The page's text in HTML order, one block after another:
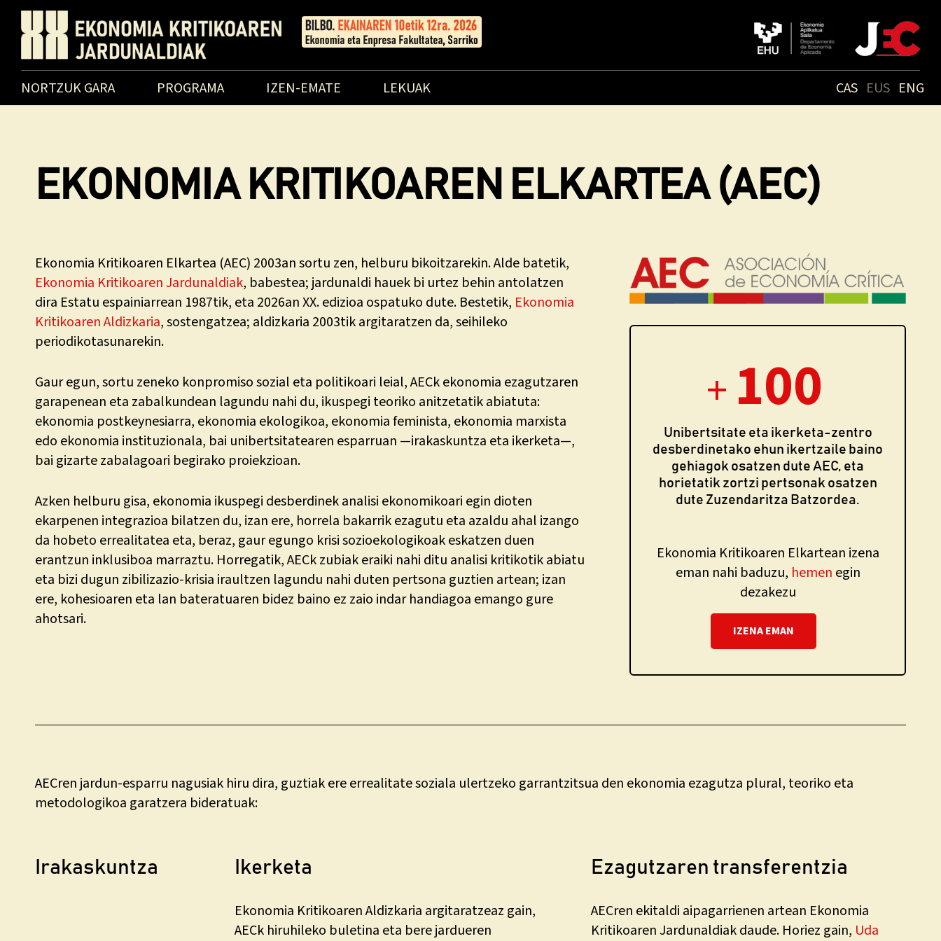
NORTZUK GARA PROGRAMA IZEN-EMATE LEKUAK CAS EUS ENG
EKONOMIA KRITIKOAREN ELKARTEA (AEC)
Ekonomia Kritikoaren Elkartea (AEC) 2003an sortu zen, helburu bikoitzarekin. Alde batetik,
Ekonomia Kritikoaren Jardunaldiak, babestea; jardunaldi hauek bi urtez behin antolatzen
dira Estatu espainiarrean 1987tik, eta 2026an XX. edizioa ospatuko dute. Bestetik, Ekonomia
Kritikoaren Aldizkaria, sostengatzea; aldizkaria 2003tik argitaratzen da, seihileko
periodikotasunarekin.
Gaur egun, sortu zeneko konpromiso sozial eta politikoari leial, AECk ekonomia ezagutzaren
garapenean eta zabalkundean lagundu nahi du, ikuspegi teoriko anitzetatik abiatuta:
ekonomia postkeynesiarra, ekonomia ekologikoa, ekonomia feminista, ekonomia marxista
edo ekonomia instituzionala, bai unibertsitatearen esparruan —irakaskuntza eta ikerketa—,
bai gizarte zabalagoari begirako proiekzioan.
Azken helburu gisa, ekonomia ikuspegi desberdinek analisi ekonomikoari egin dioten
ekarpenen integrazioa bilatzen du, izan ere, horrela bakarrik ezagutu eta azaldu ahal izango
da hobeto errealitatea eta, beraz, gaur egungo krisi sozioekologikoak eskatzen duen
erantzun inklusiboa marraztu. Horregatik, AECk zubiak eraiki nahi ditu analisi kritikotik abiatu
eta bizi dugun zibilizazio-krisia iraultzen lagundu nahi duten pertsona guztien artean; izan
ere, kohesioaren eta lan bateratuaren bidez baino ez zaio indar handiagoa emango gure
ahotsari.
+ 100
Unibertsitate eta ikerketa-zentro
desberdinetako ehun ikertzaile baino
gehiagok osatzen dute AEC, eta
horietatik zortzi pertsonak osatzen
dute Zuzendaritza Batzordea.
Ekonomia Kritikoaren Elkartean izena
eman nahi baduzu, hemen egin
dezakezu
IZENA EMAN
AECren jardun-esparru nagusiak hiru dira, guztiak ere errealitate soziala ulertzeko garrantzitsua den ekonomia ezagutza plural, teoriko eta
metodologikoa garatzera bideratuak:
Irakaskuntza Ikerketa
Ekonomia Kritikoaren Aldizkaria argitaratzeaz gain,
AECk hiruhileko buletina eta bere jardueren
Ezagutzaren transferentzia
AECren ekitaldi aipagarrienen artean Ekonomia
Kritikoaren Jardunaldiak daude. Horiez gain, Uda